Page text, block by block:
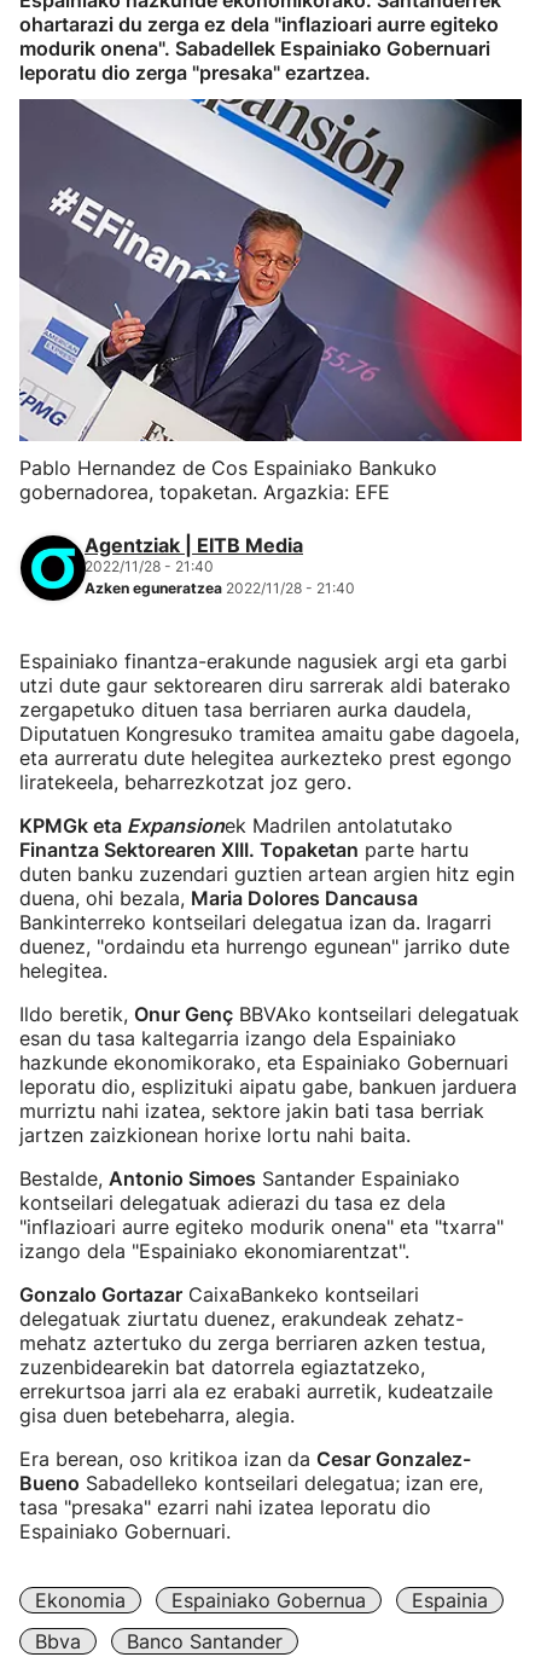
ohartarazi du zerga ez dela "inflazioari aurre egiteko
modurik onena". Sabadellek Espainiako Gobernuari
leporatu dio zerga "presaka" ezartzea.
Pablo Hernandez de Cos Espainiako Bankuko
gobernadorea, topaketan. Argazkia: EFE
Agentziak | EITB Media
2022/11/28 - 21:40
Azken eguneratzea 2022/11/28 - 21:40
Espainiako finantza-erakunde nagusiek argi eta garbi
utzi dute gaur sektorearen diru sarrerak aldi baterako
zergapetuko dituen tasa berriaren aurka daudela,
Diputatuen Kongresuko tramitea amaitu gabe dagoela,
eta aurreratu dute helegitea aurkezteko prest egongo
liratekeela, beharrezkotzat joz gero.
KPMGk eta Expansionek Madrilen antolatutako
Finantza Sektorearen XIII. Topaketan parte hartu
duten banku zuzendari guztien artean argien hitz egin
duena, ohi bezala, Maria Dolores Dancausa
Bankinterreko kontseilari delegatua izan da. Iragarri
duenez, "ordaindu eta hurrengo egunean" jarriko dute
helegitea.
Ildo beretik, Onur Genç BBVAko kontseilari delegatuak
esan du tasa kaltegarria izango dela Espainiako
hazkunde ekonomikorako, eta Espainiako Gobernuari
leporatu dio, esplizituki aipatu gabe, bankuen jarduera
murriztu nahi izatea, sektore jakin bati tasa berriak
jartzen zaizkionean horixe lortu nahi baita.
Bestalde, Antonio Simoes Santander Espainiako
kontseilari delegatuak adierazi du tasa ez dela
"inflazioari aurre egiteko modurik onena" eta "txarra"
izango dela "Espainiako ekonomiarentzat".
Gonzalo Gortazar CaixaBankeko kontseilari
delegatuak ziurtatu duenez, erakundeak zehatz-
mehatz aztertuko du zerga berriaren azken testua,
zuzenbidearekin bat datorrela egiaztatzeko,
errekurtsoa jarri ala ez erabaki aurretik, kudeatzaile
gisa duen betebeharra, alegia.
Era berean, oso kritikoa izan da Cesar Gonzalez-
Bueno Sabadelleko kontseilari delegatua; izan ere,
tasa "presaka" ezarri nahi izatea leporatu dio
Espainiako Gobernuari.
Ekonomia Espainiako Gobernua
Espainia
Bbva
Banco Santander